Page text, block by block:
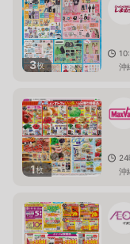
3枚
沖
1枚
24
沖